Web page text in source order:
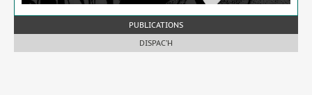
PUBLICATIONS
DISPAC’H